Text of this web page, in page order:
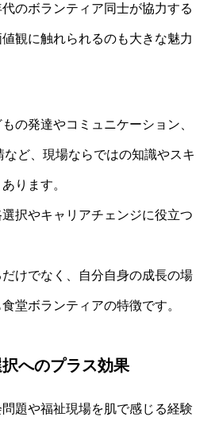
のボランティア同士が協力する
観に触れられるのも大きな魅力
の発達やコミュニケーション、
ど、現場ならではの知識やスキ
ります。
択やキャリアチェンジに役立つ
けでなく、自分自身の成長の場
堂ボランティアの特徴です。
へのプラス効果
題や福祉現場を肌で感じる経験